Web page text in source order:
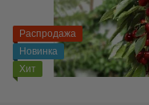
Распродажа
Новинка
Хит